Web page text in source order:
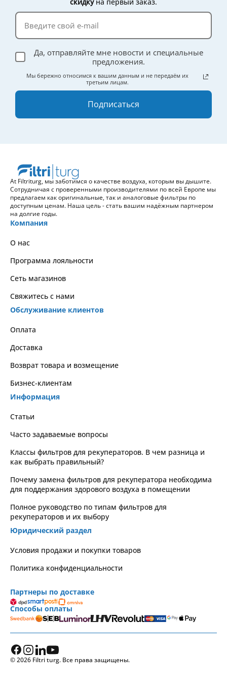
Да, отправляйте мне новости и специальные
предложения.
Мы бережно относимся к вашим данным и не передаём их
третьим лицам.
Подписаться
At Filtriturg, мы заботимся о качестве воздуха, которым вы дышите.
Сотрудничая с проверенными производителями по всей Европе мы
предлагаем как оригинальные, так и аналоговые фильтры по
доступным ценам. Наша цель - стать вашим надёжным партнером
на долгие годы.
Компания
О нас
Программа лояльности
Сеть магазинов
Свяжитесь с нами
Обслуживание клиентов
Оплата
Доставка
Возврат товара и возмещение
Бизнес-клиентам
Информация
Статьи
Часто задаваемые вопросы
Классы фильтров для рекуператоров. В чем разница и
как выбрать правильный?
Почему замена фильтров для рекуператора необходима
для поддержания здорового воздуха в помещении
Полное руководство по типам фильтров для
рекуператоров и их выбору
Юридический раздел
Условия продажи и покупки товаров
Политика конфиденциальности
Партнеры по доставке
Способы оплаты
© 2026 Filtri turg. Все права защищены.